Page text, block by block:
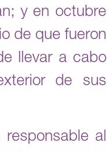
y en octubre
de que fueron
llevar a cabo
de sus
al